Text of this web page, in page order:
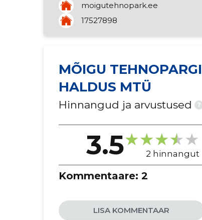
moigutehnopark.ee
17527898
MÕIGU TEHNOPARGI
HALDUS MTÜ
Hinnangud ja arvustused ?
3.5 2 hinnangut
Kommentaare: 2
LISA KOMMENTAAR